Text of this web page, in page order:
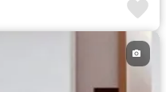
de televisión
Asador